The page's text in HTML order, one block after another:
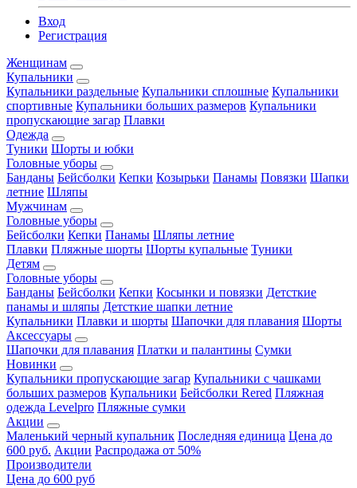
Вход
Регистрация
Женщинам
Купальники
Купальники раздельные Купальники сплошные Купальники
спортивные Купальники больших размеров Купальники
пропускающие загар Плавки
Одежда
Туники Шорты и юбки
Головные уборы
Банданы Бейсболки Кепки Козырьки Панамы Повязки Шапки
летние Шляпы
Мужчинам
Головные уборы
Бейсболки Кепки Панамы Шляпы летние
Плавки Пляжные шорты Шорты купальные Туники
Детям
Головные уборы
Банданы Бейсболки Кепки Косынки и повязки Детсткие
панамы и шляпы Детсткие шапки летние
Купальники Плавки и шорты Шапочки для плавания Шорты
Аксессуары
Шапочки для плавания Платки и палантины Сумки
Новинки
Купальники пропускающие загар Купальники с чашками
больших размеров Купальники Бейсболки Rered Пляжная
одежда Levelpro Пляжные сумки
Акции
Маленький черный купальник Последняя единица Цена до
600 руб. Акции Распродажа от 50%
Производители
Цена до 600 руб